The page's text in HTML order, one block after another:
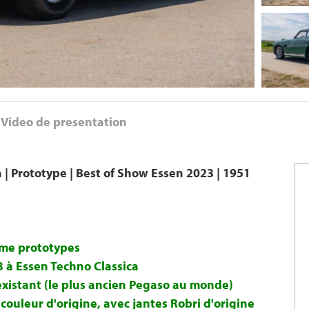
Video de presentation
Prototype | Best of Show Essen 2023 | 1951
prototypes
Essen Techno Classica
(le plus ancien Pegaso au monde)
d'origine, avec jantes Robri d'origine